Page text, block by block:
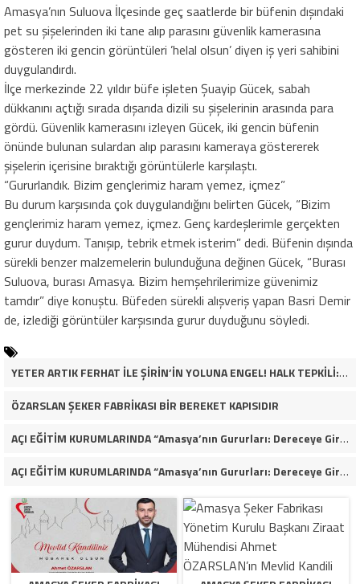
Amasya’nın Suluova İlçesinde geç saatlerde bir büfenin dışındaki
pet su şişelerinden iki tane alıp parasını güvenlik kamerasına
gösteren iki gencin görüntüleri ’helal olsun’ diyen iş yeri sahibini
duygulandırdı.
İlçe merkezinde 22 yıldır büfe işleten Şuayip Gücek, sabah
dükkanını açtığı sırada dışarıda dizili su şişelerinin arasında para
gördü. Güvenlik kamerasını izleyen Gücek, iki gencin büfenin
önünde bulunan sulardan alıp parasını kameraya göstererek
şişelerin içerisine bıraktığı görüntülerle karşılaştı.
“Gururlandık. Bizim gençlerimiz haram yemez, içmez”
Bu durum karşısında çok duygulandığını belirten Gücek, “Bizim
gençlerimiz haram yemez, içmez. Genç kardeşlerimle gerçekten
gurur duydum. Tanışıp, tebrik etmek isterim” dedi. Büfenin dışında
sürekli benzer malzemelerin bulunduğuna değinen Gücek, “Burası
Suluova, burası Amasya. Bizim hemşehrilerimize güvenimiz
tamdır” diye konuştu. Büfeden sürekli alışveriş yapan Basri Demir
de, izlediği görüntüler karşısında gurur duyduğunu söyledi.
YETER ARTIK FERHAT İLE ŞİRİN’İN YOLUNA ENGEL! HALK TEPKİLİ: “YOLU KAPATMAK ÇÖZÜM DEĞİL, GÖREVİNİ YAP!”
ÖZARSLAN ŞEKER FABRİKASI BİR BEREKET KAPISIDIR
AÇI EĞİTİM KURUMLARINDA “Amasya’nın Gururları: Dereceye Giren Öğrenciler İçin Anlamlı Tören”
AÇI EĞİTİM KURUMLARINDA “Amasya’nın Gururları: Dereceye Giren Öğrenciler İçin Anlamlı Tören”